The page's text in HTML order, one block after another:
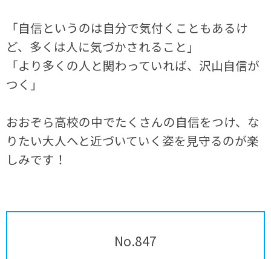
「自信というのは自分で気付くこともあるけ
ど、多くは人に気づかされること」
「より多くの人と関わっていれば、沢山自信が
つく」
おおぞら高校の中でたくさんの自信をつけ、な
りたい大人へと近づいていく姿を見守るのが楽
しみです！
No.847